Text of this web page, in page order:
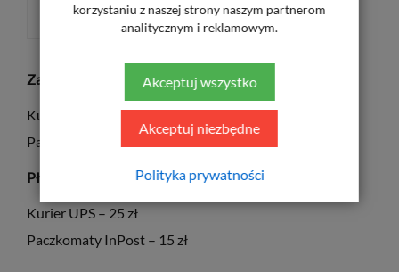
ZA POBRANIEM
Za pośrednictwem płatności elektronicznych PayU
Kurier UPS – 20 zł
Paczkomaty InPost – 11,50 zł
Płatność za pobraniem
Kurier UPS – 25 zł
Paczkomaty InPost – 15 zł
korzystaniu z naszej strony naszym partnerom
analitycznym i reklamowym.
Akceptuj wszystko
Akceptuj niezbędne
Polityka prywatności